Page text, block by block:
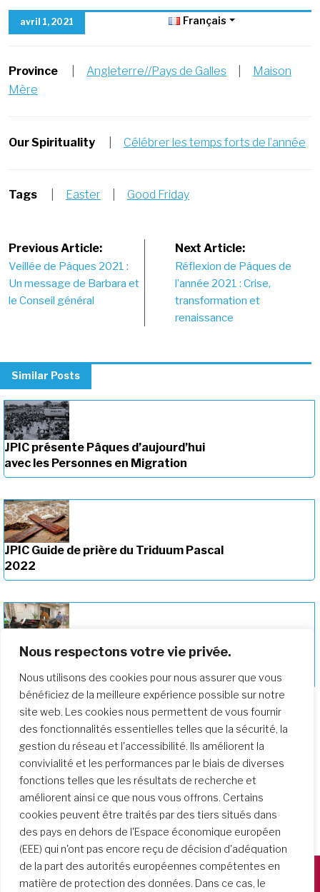
Nous respectons votre vie privée.
Nous utilisons des cookies pour nous assurer que vous
bénéficiez de la meilleure expérience possible sur notre
site web. Les cookies nous permettent de vous fournir
des fonctionnalités essentielles telles que la sécurité, la
gestion du réseau et l'accessibilité. Ils améliorent la
convivialité et les performances par le biais de diverses
fonctions telles que les résultats de recherche et
améliorent ainsi ce que nous vous offrons. Certains
cookies peuvent être traités par des tiers situés dans
des pays en dehors de l'Espace économique européen
(EEE) qui n'ont pas encore reçu de décision d'adéquation
de la part des autorités européennes compétentes en
matière de protection des données. Dans ce cas, le
avril 1, 2021 Français
Province Angleterre//Pays de Galles
Maison
Mère
Our Spirituality Célébrer les temps forts de l’année
Tags Easter Good Friday
Post
navigation
Previous Article:
Veillée de Pâques 2021 :
Un message de Barbara et
le Conseil général
Next Article:
Réflexion de Pâques de
l’année 2021 : Crise,
transformation et
renaissance
Similar Posts
JPIC présente Pâques d’aujourd’hui
avec les Personnes en Migration
JPIC Guide de prière du Triduum Pascal
2022
Vœux de Pâques du Japon et de
Fukushima